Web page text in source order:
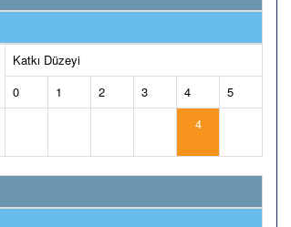
Katkı Düzeyi
0
1 2 3 4
5
4